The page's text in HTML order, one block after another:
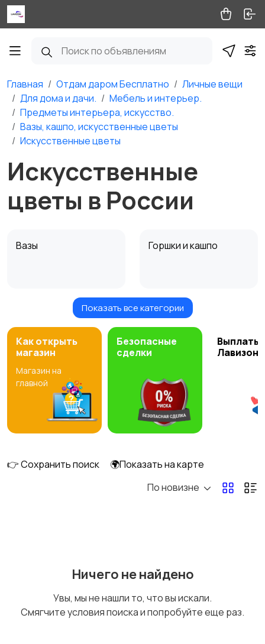
Главная Отдам даром Бесплатно
Личные вещи
Для дома и дачи.
Мебель и интерьер.
Предметы интерьера, искусство.
Вазы, кашпо, искусственные цветы
Искусственные цветы
Искусственные
цветы в России
Вазы Горшки и кашпо
Искусственные цветыПоказать все категории
Как открыть
магазин
Магазин на
главной
Безопасные
сделки
Выплаты
Лавизон
👉 Сохранить поиск
🌍Показать на карте
По новизне
Ничего не найдено
Увы, мы не нашли то, что вы искали.
Смягчите условия поиска и попробуйте еще раз.